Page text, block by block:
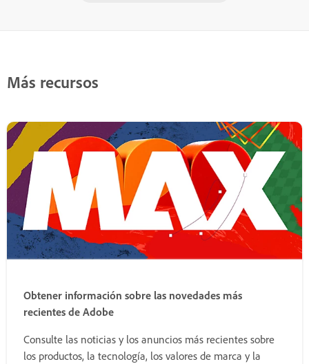
Más recursos
Obtener información sobre las novedades más
recientes de Adobe
Consulte las noticias y los anuncios más recientes sobre
los productos, la tecnología, los valores de marca y la